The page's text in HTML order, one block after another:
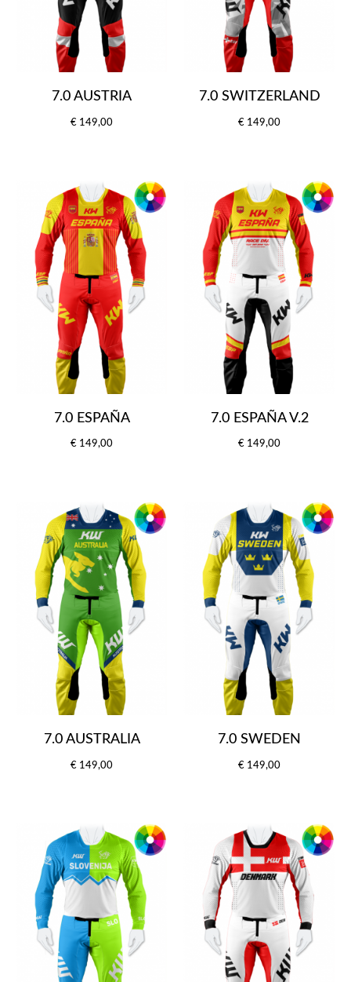
7.0 AUSTRIA
€ 149,00
7.0 SWITZERLAND
€ 149,00
7.0 ESPAÑA
€ 149,00
7.0 ESPAÑA V.2
€ 149,00
7.0 AUSTRALIA
€ 149,00
7.0 SWEDEN
€ 149,00